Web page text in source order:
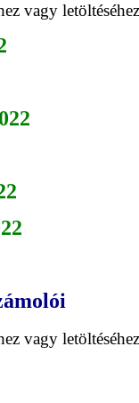
vagy
vagy